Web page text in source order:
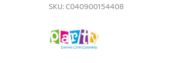
SKU: C040900154408